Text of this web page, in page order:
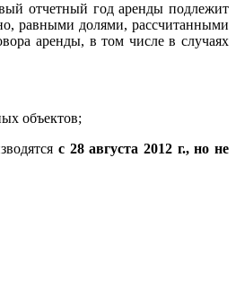
отчетный год аренды подлежит
равными долями, рассчитанными
аренды, в том числе в случаях
объектов;
с 28 августа 2012 г., но не